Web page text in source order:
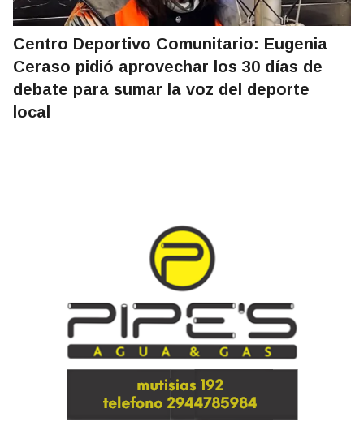
Centro Deportivo Comunitario: Eugenia
Ceraso pidió aprovechar los 30 días de
debate para sumar la voz del deporte
local